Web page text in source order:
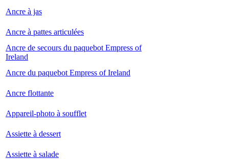
Ancre à jas
Ancre à pattes articulées
Ancre de secours du paquebot Empress of
Ireland
Ancre du paquebot Empress of Ireland
Ancre flottante
Appareil-photo à soufflet
Assiette à dessert
Assiette à salade